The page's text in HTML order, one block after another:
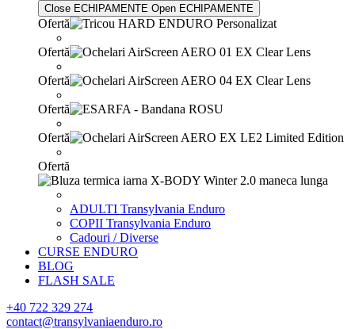
Close ECHIPAMENTE Open ECHIPAMENTE
Ofertă
Ofertă
Ofertă
Ofertă
Ofertă
Ofertă
ADULTI Transylvania Enduro
COPII Transylvania Enduro
Cadouri / Diverse
CURSE ENDURO
BLOG
FLASH SALE
+40 722 329 274
contact@transylvaniaenduro.ro